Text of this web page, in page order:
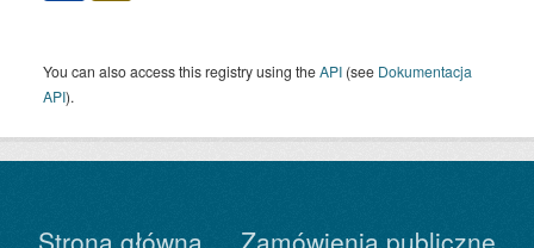
You can also access this registry using theAPI (see Dokumentacja
API).
Strona główna Zamówienia publiczne